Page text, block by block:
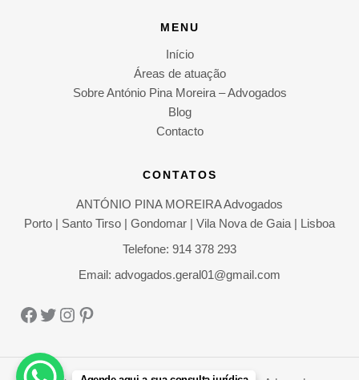
MENU
Início
Áreas de atuação
Sobre António Pina Moreira – Advogados
Blog
Contacto
CONTATOS
ANTÓNIO PINA MOREIRA Advogados
Porto | Santo Tirso | Gondomar | Vila Nova de Gaia | Lisboa
Telefone: 914 378 293
Email: advogados.geral01@gmail.com
Facebook
Twitter
Instagram
Pinterest